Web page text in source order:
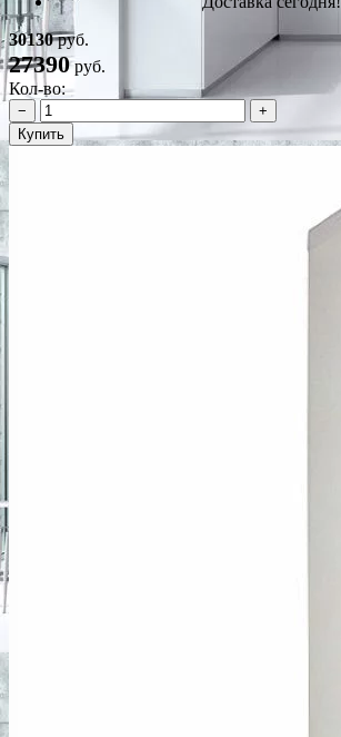
30130руб.
27390руб.
Кол-во:
−
+
Купить